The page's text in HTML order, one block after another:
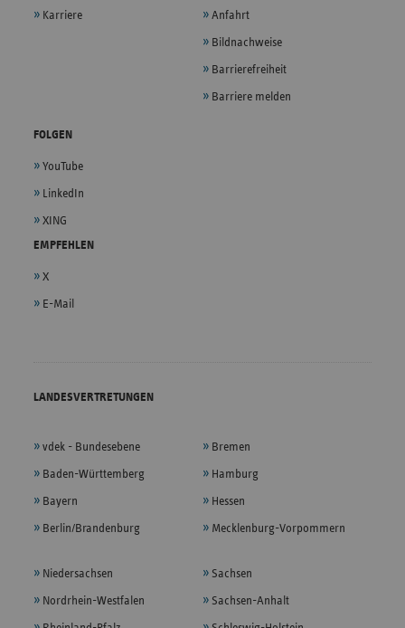
Karriere Anfahrt
Bildnachweise
Barrierefreiheit
Barriere melden
FOLGEN
YouTube
LinkedIn
XING
EMPFEHLEN
X
E-Mail
LANDESVERTRETUNGEN
vdek - Bundesebene
Baden-Württemberg
Bayern
Berlin/Brandenburg
Bremen
Hamburg
Hessen
Mecklenburg-Vorpommern
Niedersachsen
Nordrhein-Westfalen
Sachsen
Sachsen-Anhalt